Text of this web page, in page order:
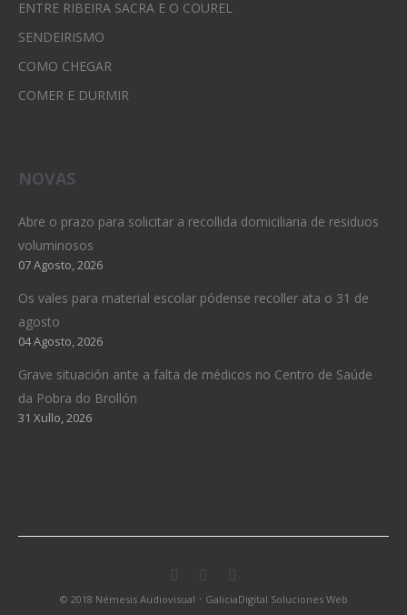
ENTRE RIBEIRA SACRA E O COUREL
SENDEIRISMO
COMO CHEGAR
COMER E DURMIR
NOVAS
Abre o prazo para solicitar a recollida domiciliaria de residuos
voluminosos
07 Agosto, 2026
Os vales para material escolar pódense recoller ata o 31 de
agosto
04 Agosto, 2026
Grave situación ante a falta de médicos no Centro de Saúde
da Pobra do Brollón
31 Xullo, 2026
© 2018 Némesis Audiovisual · GaliciaDigital Soluciones Web